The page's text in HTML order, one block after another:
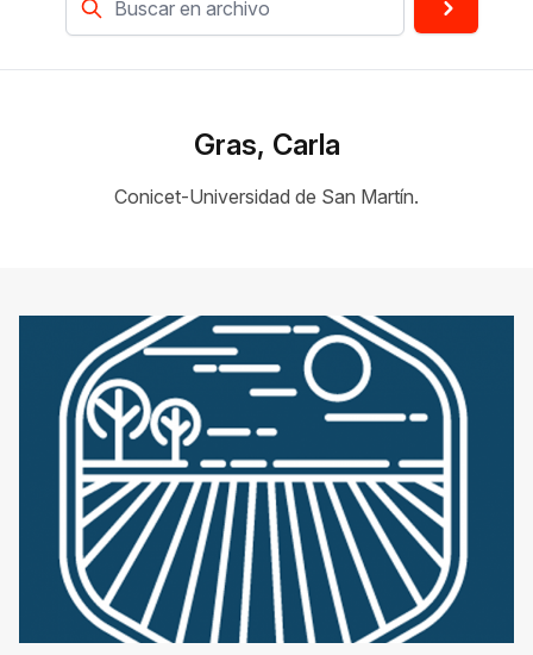
Gras, Carla
Conicet-Universidad de San Martín.